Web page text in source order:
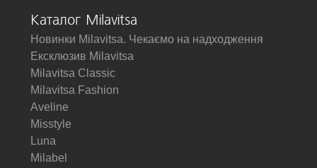
Каталог Milavitsa
Новинки Milavitsa. Чекаємо на надходження
Ексклюзив Milavitsa
Milavitsa Classic
Milavitsa Fashion
Aveline
Misstyle
Luna
Milabel